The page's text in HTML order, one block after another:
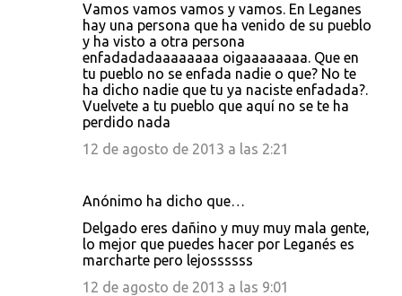
Vamos vamos vamos y vamos. En Leganes
hay una persona que ha venido de su pueblo
y ha visto a otra persona
enfadadadaaaaaaaa oigaaaaaaaa. Que en
tu pueblo no se enfada nadie o que? No te
ha dicho nadie que tu ya naciste enfadada?.
Vuelvete a tu pueblo que aquí no se te ha
perdido nada
12 de agosto de 2013 a las 2:21
Anónimo ha dicho que…
Delgado eres dañino y muy muy mala gente,
lo mejor que puedes hacer por Leganés es
marcharte pero lejossssss
12 de agosto de 2013 a las 9:01